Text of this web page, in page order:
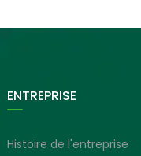
ENTREPRISE
Histoire de l'entreprise